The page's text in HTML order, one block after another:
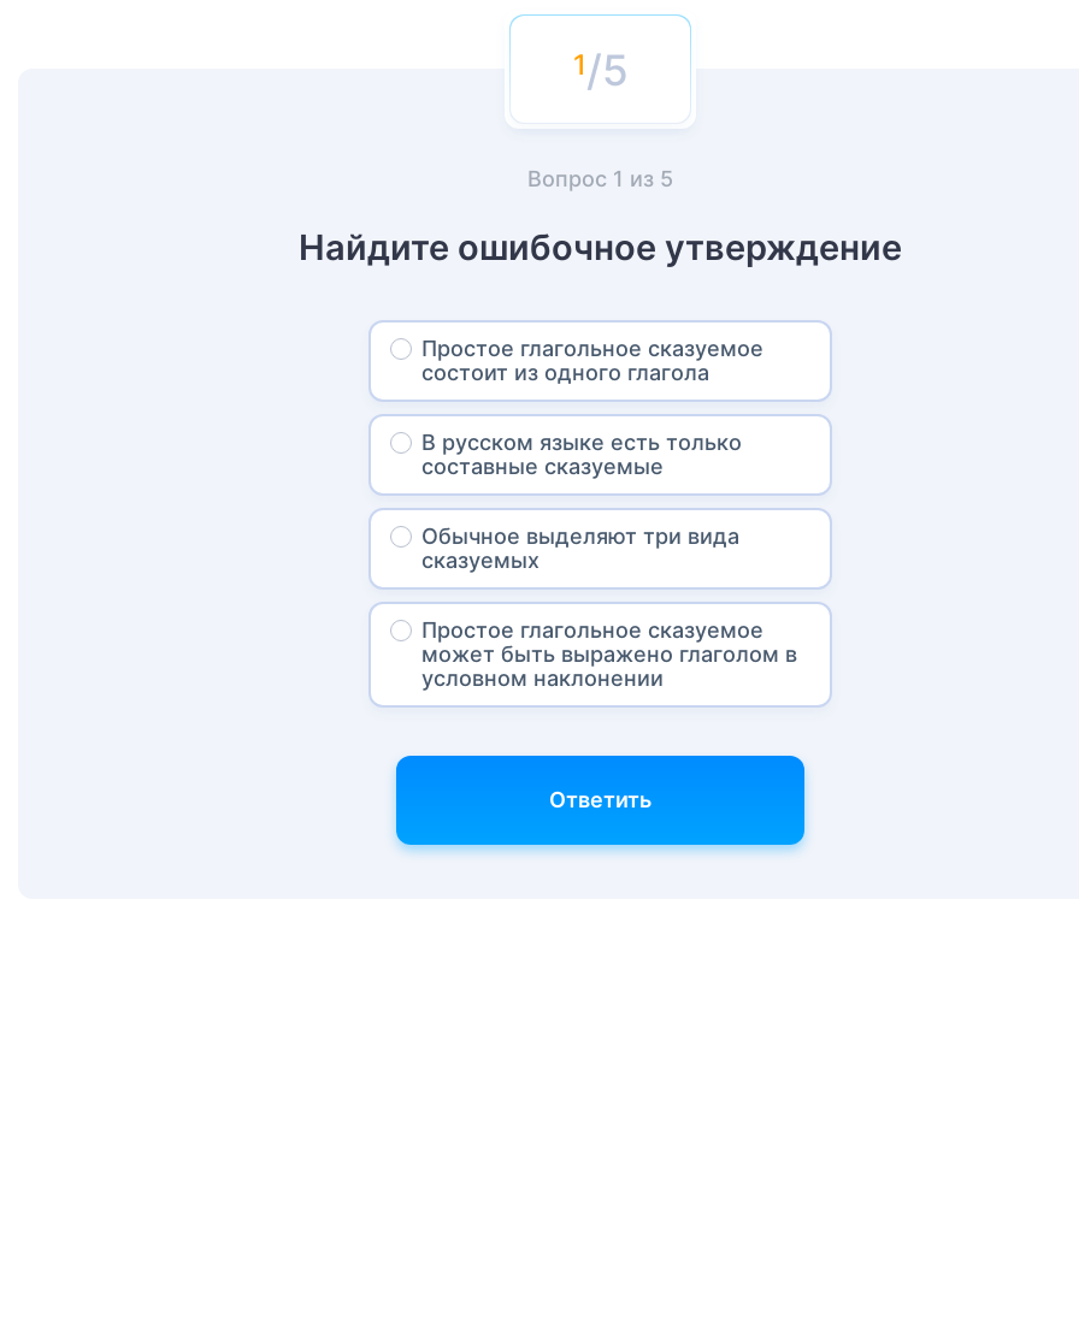
/5
Вопрос 1 из 5
Найдите ошибочное утверждение
Простое глагольное сказуемое
состоит из одного глагола
В русском языке есть только
составные сказуемые
Обычное выделяют три вида
сказуемых
Простое глагольное сказуемое
может быть выражено глаголом в
условном наклонении
Ответить